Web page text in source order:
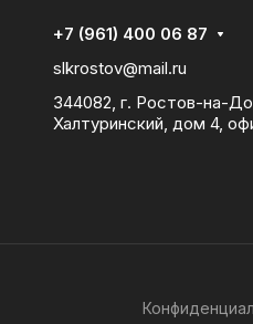
+7 (961) 400 06 87
slkrostov@mail.ru
344082, г. Ростов-на-
Халтуринский, дом 4,